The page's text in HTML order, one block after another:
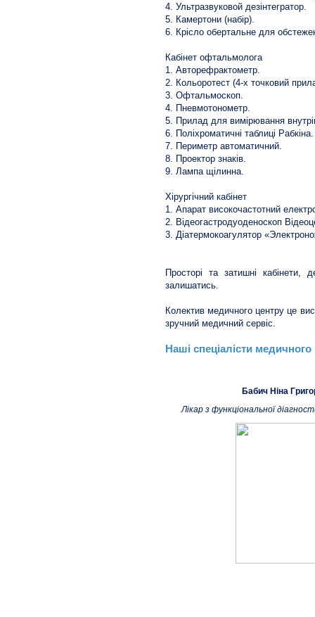
4. Ультразвуковой дезінтегратор.
5. Камертони (набір).
6. Крісло обертальне для
Кабінет офтальмолога
1. Авторефрактометр.
2. Кольоротест (4-х точковий
3. Офтальмоскоп.
4. Пневмотонометр.
5. Прилад для вимірювання
6. Поліхроматичні таблиці Рабкіна.
7. Периметр автоматичний.
8. Проектор знаків.
9. Лампа щілинна.
Хірургічний кабінет
1. Апарат високочастотний
2. Відеогастродуоденоскоп
3. Діатермокоагулятор
Просторі та затишні
залишатись.
Колектив медичного центру це
зручний медичний сервіс.
Наші спеціалісти медичного
Бабич Ніна
Лікар з функціональної